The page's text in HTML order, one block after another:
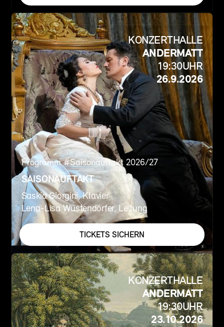
KONZERTHALLE
ANDERMATT
19:30UHR
26.9.2026
Programm #Saisonauftakt 2026/27
SAISONAUFTAKT
Saskia Giorgini, Klavier
Lena-Lisa Wüstendörfer, Leitung
TICKETS SICHERN
KONZERTHALLE
ANDERMATT
19:30UHR
23.10.2026